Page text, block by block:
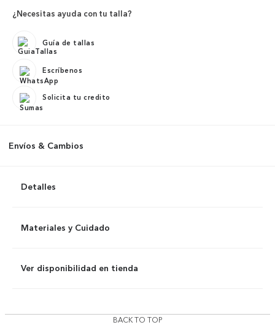
¿Necesitas ayuda con tu talla?
Guía de tallas
Escríbenos
Solicita tu credito
Envíos & Cambios
Detalles
Materiales y Cuidado
Ver disponibilidad en tienda
BACK TO TOP